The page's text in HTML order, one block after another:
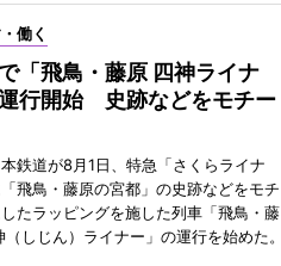
働く
「飛鳥・藤原 四神ライナ
行開始 史跡などをモチー
鉄道が8月1日、特急「さくらライナ
飛鳥・藤原の宮都」の史跡などをモチ
たラッピングを施した列車「飛鳥・藤
（しじん）ライナー」の運行を始めた。